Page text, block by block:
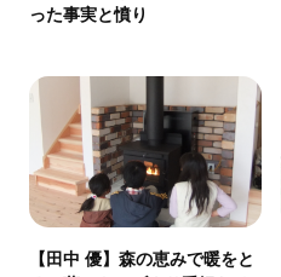
った事実と憤り
【田中 優】森の恵みで暖をと